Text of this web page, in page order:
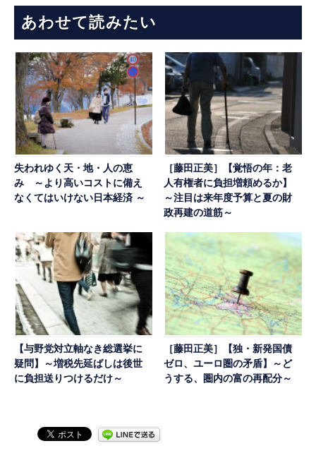
あわせて読みたい
失われゆく天・地・人の恵
み ～より高いコストに備え
なくてはいけない日本経済 ～
［藤田正美］【覚悟の年：老
人有権者に負担増頼めるか】
～注目は来年度予算と夏の財
政再建の道筋～
【与野党対立軸なき総選挙に
疑問】～増税先延ばしは後世
に負担送りつけるだけ～
［藤田正美］【独・新発国債
ゼロ、ユーロ圏の矛盾】～ど
うする、圏内の富の再配分～